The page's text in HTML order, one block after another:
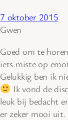
7 oktober 2015
Gwen
Goed om te
iets miste op
Gelukkig ben ik
Ik vond de
leuk bij bedacht
er zeker mooi uit.